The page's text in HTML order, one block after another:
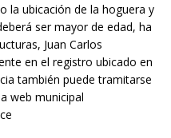
la ubicación de la hoguera y
ser mayor de edad, ha
Juan Carlos
en el registro ubicado en
también puede tramitarse
web municipal